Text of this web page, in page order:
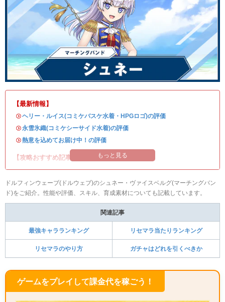
【最新情報】
・ヘリー・ルイス(コミケバスケ水着・HPGロゴ)の評価
・永雪氷織(コミケシーサイド水着)の評価
・熱意を込めてお届け中！の評価
【攻略おすすめ記事】 もっと見る
ドルフィンウェーブ(ドルウェブ)のシュネー・ヴァイスベルグ(マーチングバン
ド)をご紹介。性能や評価、スキル、育成素材についても記載しています。
関連記事
最強キャラランキング リセマラ当たりランキング
リセマラのやり方 ガチャはどれを引くべきか
ゲームをプレイして課金代を稼ごう！